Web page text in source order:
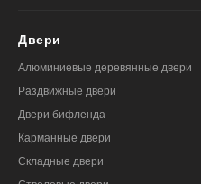
Алюминиевые деревянные двери
Раздвижные двери
Двери бифленда
Карманные двери
Складные двери
Стволовые двери